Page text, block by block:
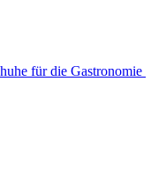
für die Gastronomie